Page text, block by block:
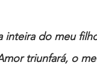
inteira do meu
triunfará, o